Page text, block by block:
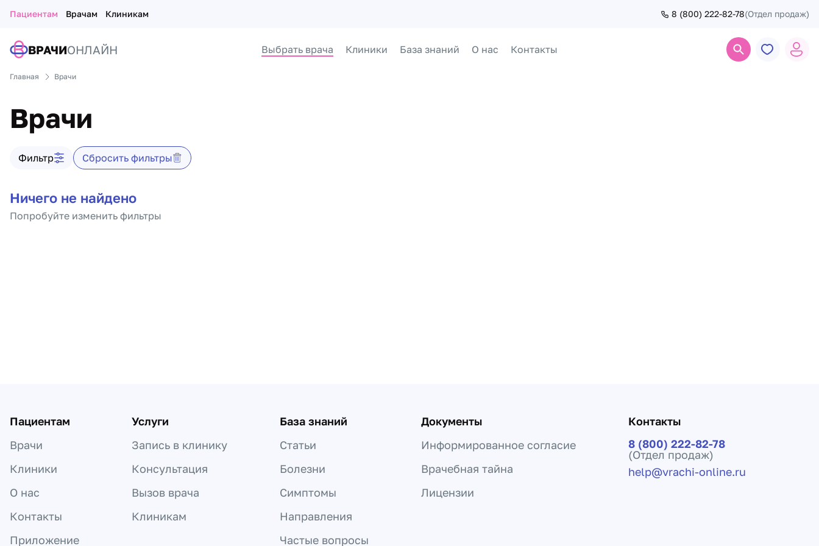
Пациентам Врачам Клиникам 8 (800) 222-82-78(Отдел продаж)
ВРАЧИОНЛАЙН Выбрать врача Клиники База знаний О нас Контакты
Главная Врачи
Врачи
Фильтр врачей
Фильтр Сбросить фильтры
Список врачей
Ничего не найдено
Попробуйте изменить фильтры
Пациентам
Врачи
Клиники
О нас
Контакты
Приложение
Услуги
Запись в клинику
Консультация
Вызов врача
Клиникам
База знаний
Статьи
Болезни
Симптомы
Направления
Частые вопросы
Документы
Информированное согласие
Врачебная тайна
Лицензии
Контакты
8 (800) 222-82-78
(Отдел продаж)
help@vrachi-online.ru